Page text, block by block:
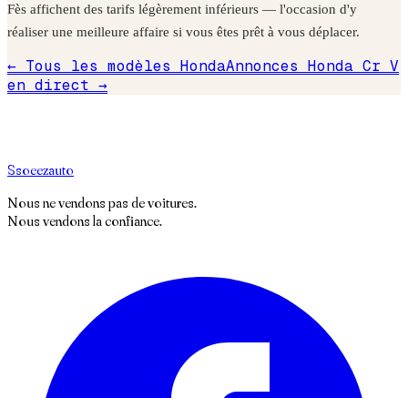
Fès affichent des tarifs légèrement inférieurs — l'occasion d'y
réaliser une meilleure affaire si vous êtes prêt à vous déplacer.
← Tous les modèles HondaAnnonces Honda Cr V
en direct →
Ssoeezauto
Nous ne vendons pas de voitures.
Nous vendons la confiance.